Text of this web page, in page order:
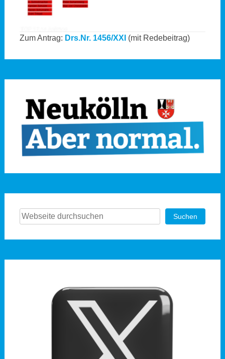
Zum Antrag: Drs.Nr. 1456/XXI (mit Redebeitrag)
Suchen Suchen